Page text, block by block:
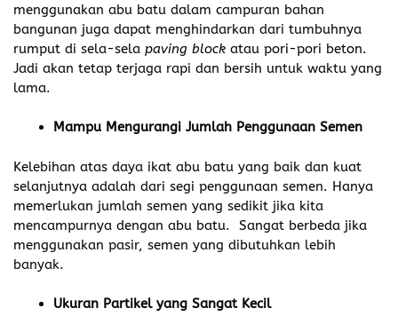
menggunakan abu batu dalam campuran bahan
bangunan juga dapat menghindarkan dari tumbuhnya
rumput di sela-sela paving block atau pori-pori beton.
Jadi akan tetap terjaga rapi dan bersih untuk waktu yang
lama.
Mampu Mengurangi Jumlah Penggunaan Semen
Kelebihan atas daya ikat abu batu yang baik dan kuat
selanjutnya adalah dari segi penggunaan semen. Hanya
memerlukan jumlah semen yang sedikit jika kita
mencampurnya dengan abu batu. Sangat berbeda jika
menggunakan pasir, semen yang dibutuhkan lebih
banyak.
Ukuran Partikel yang Sangat Kecil